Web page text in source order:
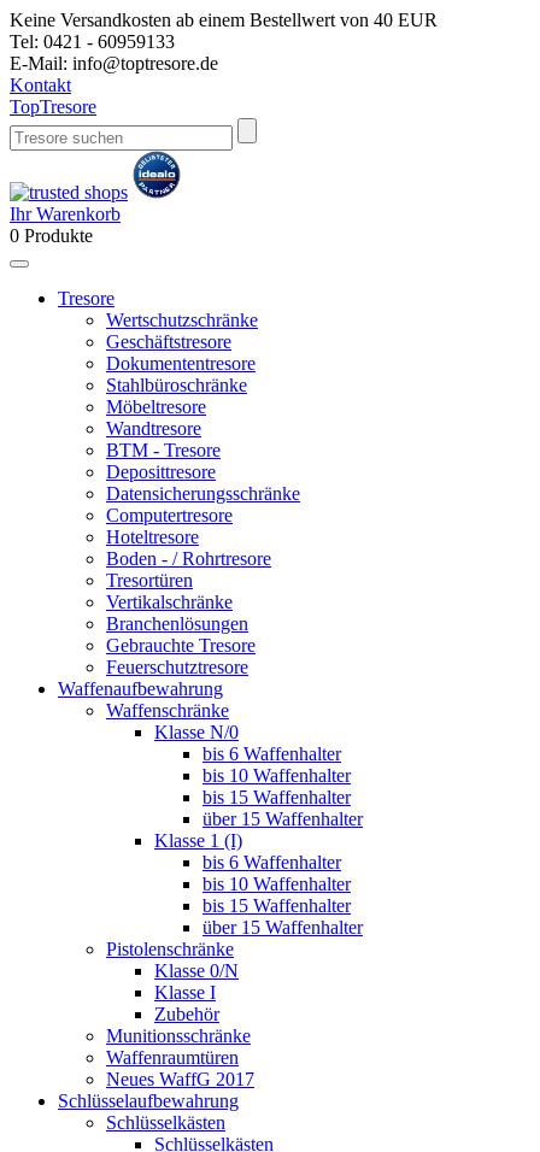
Keine Versandkosten ab einem Bestellwert von 40 EUR
Tel: 0421 - 60959133
E-Mail: info@toptresore.de
Kontakt
TopTresore
Ihr Warenkorb
0 Produkte
Tresore
Wertschutzschränke
Geschäftstresore
Dokumententresore
Stahlbüroschränke
Möbeltresore
Wandtresore
BTM - Tresore
Deposittresore
Datensicherungsschränke
Computertresore
Hoteltresore
Boden - / Rohrtresore
Tresortüren
Vertikalschränke
Branchenlösungen
Gebrauchte Tresore
Feuerschutztresore
Waffenaufbewahrung
Waffenschränke
Klasse N/0
bis 6 Waffenhalter
bis 10 Waffenhalter
bis 15 Waffenhalter
über 15 Waffenhalter
Klasse 1 (I)
bis 6 Waffenhalter
bis 10 Waffenhalter
bis 15 Waffenhalter
über 15 Waffenhalter
Pistolenschränke
Klasse 0/N
Klasse I
Zubehör
Munitionsschränke
Waffenraumtüren
Neues WaffG 2017
Schlüsselaufbewahrung
Schlüsselkästen
Schlüsselkästen